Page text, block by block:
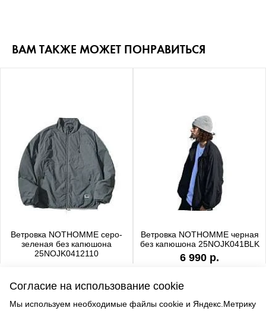
ВАМ ТАКЖЕ МОЖЕТ ПОНРАВИТЬСЯ
Ветровка NOTHOMME серо-
зеленая без капюшона
25NOJK0412110
Ветровка NOTHOMME черная
без капюшона 25NOJK041BLK
6 990 р.
Согласие на использование cookie
Мы используем необходимые файлы cookie и Яндекс.Метрику